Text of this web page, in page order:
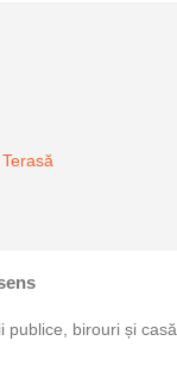
birouri și casă.